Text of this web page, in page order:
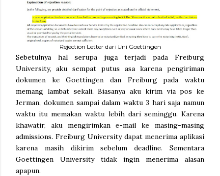
Rejection Letter dari Uni Goettingen
Sebetulnya hal serupa juga terjadi pada Freiburg
University, aku sempat putus asa karena pengiriman
dokumen ke Goettingen dan Freiburg pada waktu
memang lambat sekali. Biasanya aku kirim via pos ke
Jerman, dokumen sampai dalam waktu 3 hari saja namun
waktu itu memakan waktu lebih dari seminggu. Karena
khawatir, aku mengirimkan e-mail ke masing-masing
admissions. Freiburg University dapat menerima aplikasi
karena masih dikirim sebelum deadline. Sementara
Goettingen University tidak ingin menerima alasan
apapun.